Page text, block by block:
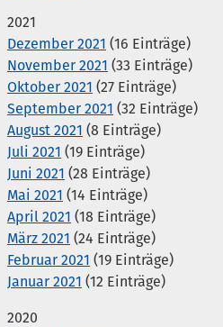
2021
Dezember 2021 (16 Einträge)
November 2021 (33 Einträge)
Oktober 2021 (27 Einträge)
September 2021 (32 Einträge)
August 2021 (8 Einträge)
Juli 2021 (19 Einträge)
Juni 2021 (28 Einträge)
Mai 2021 (14 Einträge)
April 2021 (18 Einträge)
März 2021 (24 Einträge)
Februar 2021 (19 Einträge)
Januar 2021 (12 Einträge)
2020